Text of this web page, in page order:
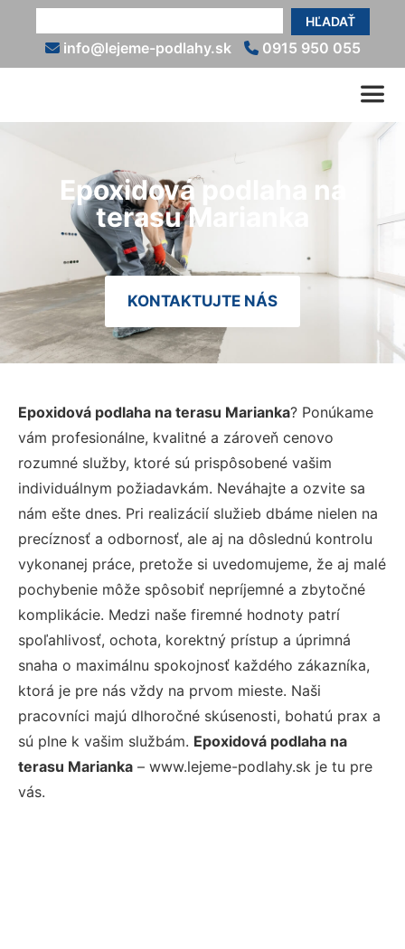
HĽADAŤ
info@lejeme-podlahy.sk 0915 950 055
Epoxidová podlaha na
terasu Marianka
KONTAKTUJTE NÁS
Epoxidová podlaha na terasu Marianka? Ponúkame
vám profesionálne, kvalitné a zároveň cenovo
rozumné služby, ktoré sú prispôsobené vašim
individuálnym požiadavkám. Neváhajte a ozvite sa
nám ešte dnes. Pri realizácií služieb dbáme nielen na
precíznosť a odbornosť, ale aj na dôslednú kontrolu
vykonanej práce, pretože si uvedomujeme, že aj malé
pochybenie môže spôsobiť nepríjemné a zbytočné
komplikácie. Medzi naše firemné hodnoty patrí
spoľahlivosť, ochota, korektný prístup a úprimná
snaha o maximálnu spokojnosť každého zákazníka,
ktorá je pre nás vždy na prvom mieste. Naši
pracovníci majú dlhoročné skúsenosti, bohatú prax a
sú plne k vašim službám. Epoxidová podlaha na
terasu Marianka – www.lejeme-podlahy.sk je tu pre
vás.